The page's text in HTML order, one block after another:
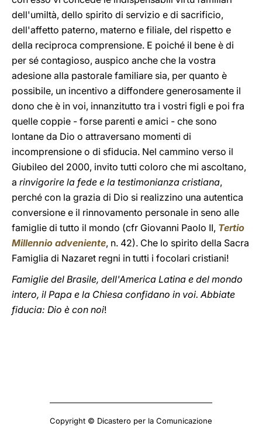
dell'umiltà, dello spirito di servizio e di sacrificio,
dell'affetto paterno, materno e filiale, del rispetto e
della reciproca comprensione. E poiché il bene è di
per sé contagioso, auspico anche che la vostra
adesione alla pastorale familiare sia, per quanto è
possibile, un incentivo a diffondere generosamente il
dono che è in voi, innanzitutto tra i vostri figli e poi fra
quelle coppie - forse parenti e amici - che sono
lontane da Dio o attraversano momenti di
incomprensione o di sfiducia. Nel cammino verso il
Giubileo del 2000, invito tutti coloro che mi ascoltano,
a rinvigorire la fede e la testimonianza cristiana,
perché con la grazia di Dio si realizzino una autentica
conversione e il rinnovamento personale in seno alle
famiglie di tutto il mondo (cfr Giovanni Paolo II, Tertio
Millennio adveniente, n. 42). Che lo spirito della Sacra
Famiglia di Nazaret regni in tutti i focolari cristiani!
Famiglie del Brasile, dell'America Latina e del mondo
intero, il Papa e la Chiesa confidano in voi. Abbiate
fiducia: Dio è con noi!
Copyright © Dicastero per la Comunicazione